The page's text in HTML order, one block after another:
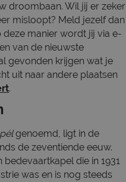
droombaan. Wil jij er zeker
misloopt? Meld jezelf dan
manier wordt jij via e-
van de nieuwste
gevonden krijgen wat je
uit naar andere plaatsen
.
genoemd, ligt in de
de zeventiende eeuw.
die in 1931
was en is nog steeds